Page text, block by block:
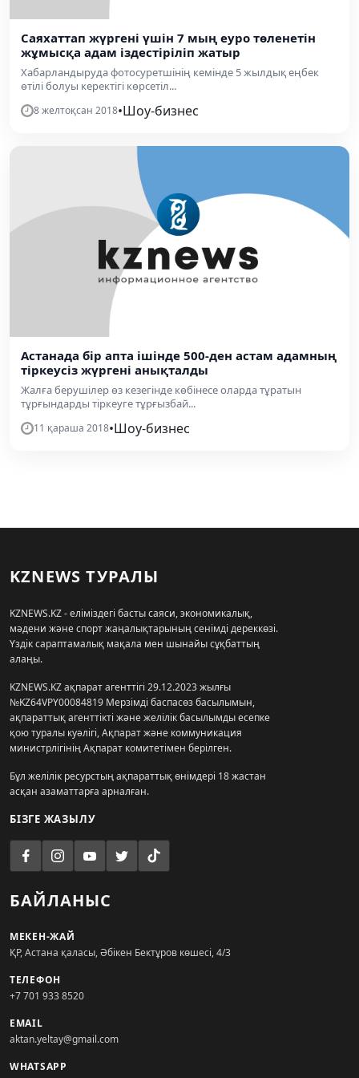
Саяхаттап жүргені үшін 7 мың еуро төленетін
жұмысқа адам іздестіріліп жатыр
Хабарландыруда фотосуретшінің кемінде 5 жылдық еңбек
өтілі болуы керектігі көрсетіл...
8 желтоқсан 2018•Шоу-бизнес
Астанада бір апта ішінде 500-ден астам адамның
тіркеусіз жүргені анықталды
Жалға берушілер өз кезегінде көбінесе оларда тұратын
тұрғындарды тіркеуге тұрғызбай...
11 қараша 2018•Шоу-бизнес
KZNEWS ТУРАЛЫ
KZNEWS.KZ - еліміздегі басты саяси, экономикалық,
мәдени және спорт жаңалықтарының сенімді дереккөзі.
Үздік сараптамалық мақала мен шынайы сұқбаттың
алаңы.
KZNEWS.KZ ақпарат агенттігі 29.12.2023 жылғы
№KZ64VPY00084819 Мерзімді баспасөз басылымын,
ақпараттық агенттікті және желілік басылымды есепке
қою туралы куәлігі, Ақпарат және коммуникация
министрлігінің Ақпарат комитетімен берілген.
Бұл желілік ресурстың ақпараттық өнімдері 18 жастан
асқан азаматтарға арналған.
БІЗГЕ ЖАЗЫЛУ
БАЙЛАНЫС
МЕКЕН-ЖАЙ
ҚР, Астана қаласы, Әбікен Бектұров көшесі, 4/3
ТЕЛЕФОН
+7 701 933 8520
EMAIL
aktan.yeltay@gmail.com
WHATSAPP